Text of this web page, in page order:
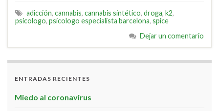
adicción, cannabis, cannabis sintético, droga, k2,
psicologo, psicologo especialista barcelona, spice
Dejar un comentario
ENTRADAS RECIENTES
Miedo al coronavirus